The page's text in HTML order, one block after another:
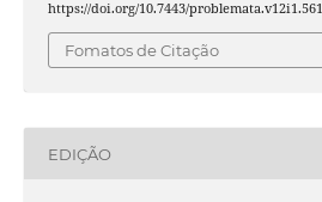
https://doi.org/10.7443/
Fomatos de Citação
EDIÇÃO